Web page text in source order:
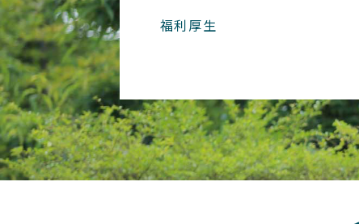
福利厚生